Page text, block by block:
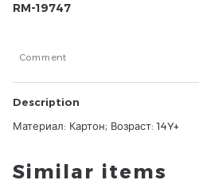
RM-19747
Comment
Description
Материал: Картон; Возраст: 14Y+
Similar items